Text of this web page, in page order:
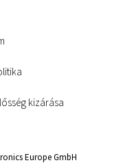
kizárása
Europe GmbH